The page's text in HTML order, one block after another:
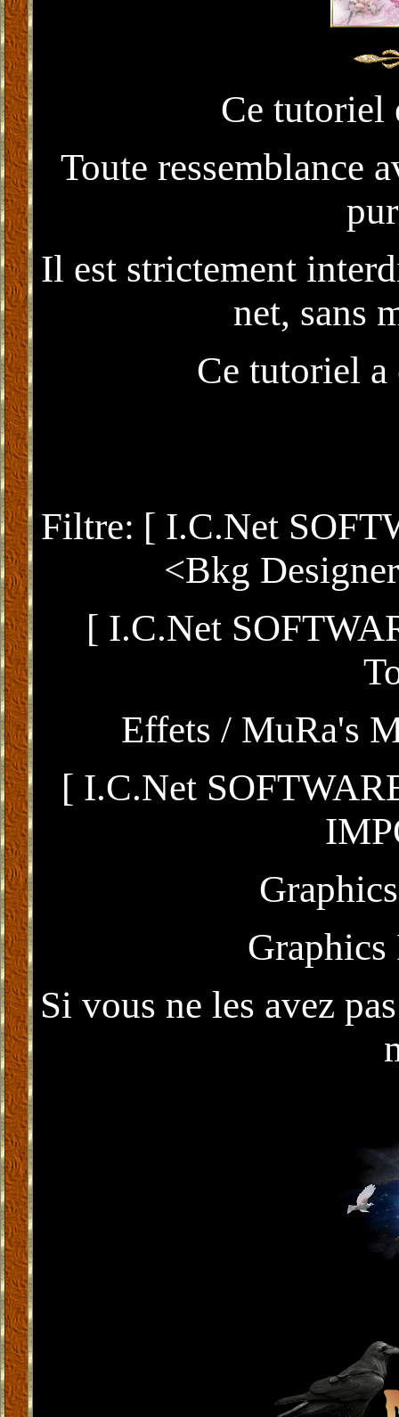
Ce tutoriel
Toute ressemblance
Il est strictement
net, sans
Ce tutoriel a
Filtre: [ I.c.net
<Bkg
[ I.c.net
Effets / MuRa's
[ I.c.net
Graphics
Si vous ne les avez